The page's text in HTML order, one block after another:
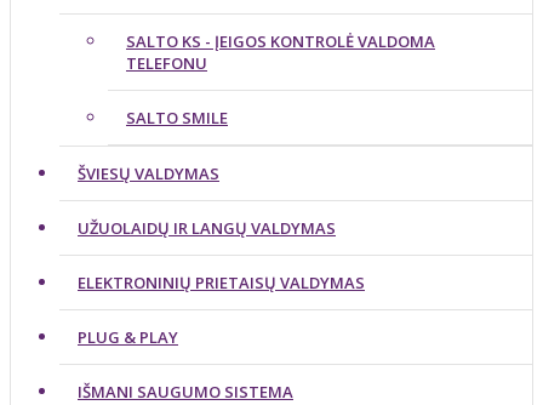
SALTO KS - ĮEIGOS KONTROLĖ VALDOMA
TELEFONU
SALTO SMILE
ŠVIESŲ VALDYMAS
UŽUOLAIDŲ IR LANGŲ VALDYMAS
ELEKTRONINIŲ PRIETAISŲ VALDYMAS
PLUG & PLAY
IŠMANI SAUGUMO SISTEMA